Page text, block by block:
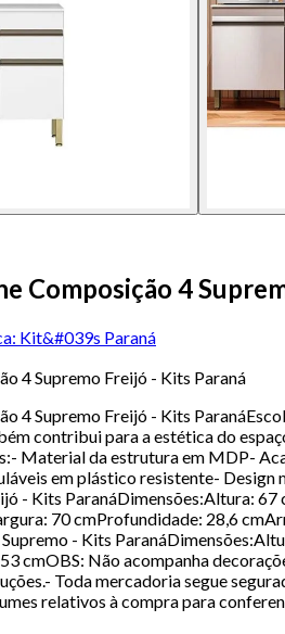
Composição 4
Kit&#039s Paraná
4 Supremo Freijó - Kits Paraná
4 Supremo Freijó - Kits
contribui para a estética do
Material da estrutura em MDP-
em plástico resistente-
- Kits ParanáDimensões:Altura:
70 cmProfundidade: 28,6
- Kits
cmOBS: Não acompanha
Toda mercadoria segue
relativos à compra para